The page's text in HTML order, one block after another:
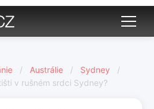
/ Austrálie / Sydney
/
v rušném srdci Sydney?